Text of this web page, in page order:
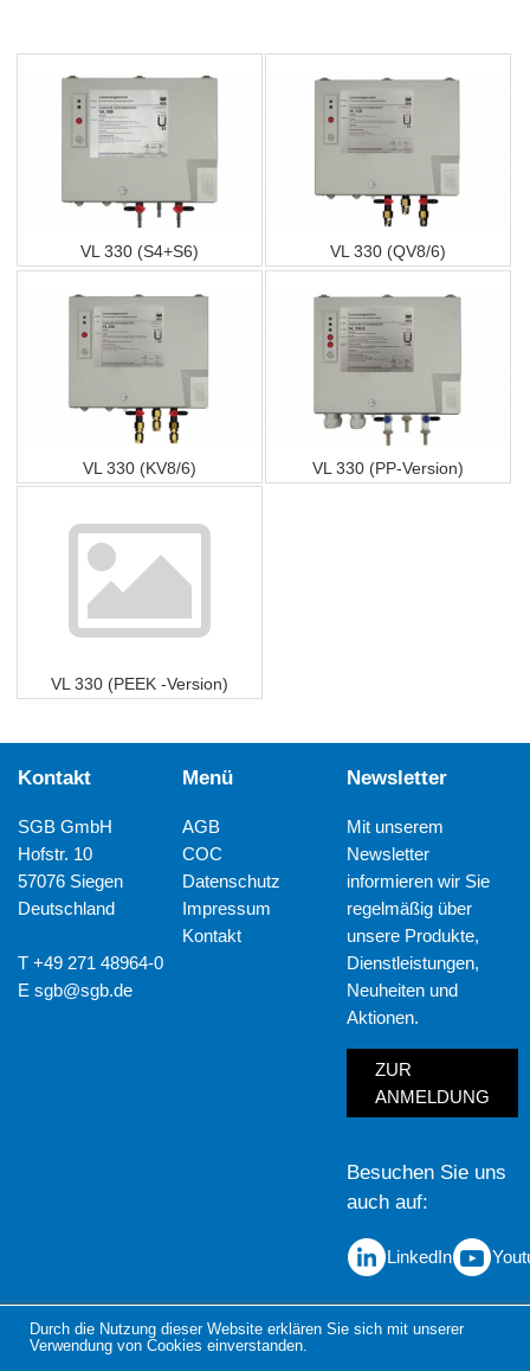
Durch die Nutzung dieser Website erklären Sie sich mit unserer
Verwendung von Cookies einverstanden.
VL 330 (S4+S6) VL 330 (QV8/6)
VL 330 (KV8/6) VL 330 (PP-Version)
VL 330 (PEEK -Version)
Kontakt
SGB GmbH
Hofstr. 10
57076 Siegen
Deutschland
T +49 271 48964-0
Esgb@sgb.de
Menü
AGB
COC
Datenschutz
Impressum
Kontakt
Newsletter
Mit unserem
Newsletter
informieren wir Sie
regelmäßig über
unsere Produkte,
Dienstleistungen,
Neuheiten und
Aktionen.
ZUR
ANMELDUNG
Besuchen Sie uns
auch auf
LinkedIn